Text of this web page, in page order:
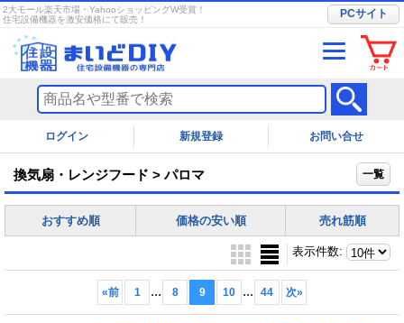
2大モール楽天市場・YahooショッピングW受賞！
住宅設備機器を激安価格にて販売！
PCサイト
ログイン お問い合せ
換気扇・レンジフード > パロマ 一覧
おすすめ順 価格の安い順 売れ筋順
表示件数:
«前 1 ... 8 9 10 ... 44 次»